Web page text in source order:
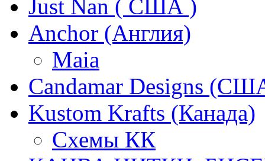
Just Nan ( США )
Anchor (Англия)
Maia
Candamar Designs
Kustom Krafts (Канада)
Схемы КК